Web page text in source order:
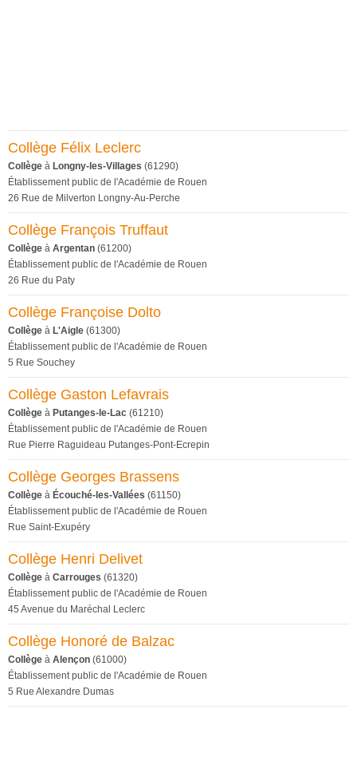
Collège Félix Leclerc
Collège à Longny-les-Villages (61290)
Établissement public de l'Académie de Rouen
26 Rue de Milverton Longny-Au-Perche
Collège François Truffaut
Collège à Argentan (61200)
Établissement public de l'Académie de Rouen
26 Rue du Paty
Collège Françoise Dolto
Collège à L'Aigle (61300)
Établissement public de l'Académie de Rouen
5 Rue Souchey
Collège Gaston Lefavrais
Collège à Putanges-le-Lac (61210)
Établissement public de l'Académie de Rouen
Rue Pierre Raguideau Putanges-Pont-Ecrepin
Collège Georges Brassens
Collège à Écouché-les-Vallées (61150)
Établissement public de l'Académie de Rouen
Rue Saint-Exupéry
Collège Henri Delivet
Collège à Carrouges (61320)
Établissement public de l'Académie de Rouen
45 Avenue du Maréchal Leclerc
Collège Honoré de Balzac
Collège à Alençon (61000)
Établissement public de l'Académie de Rouen
5 Rue Alexandre Dumas